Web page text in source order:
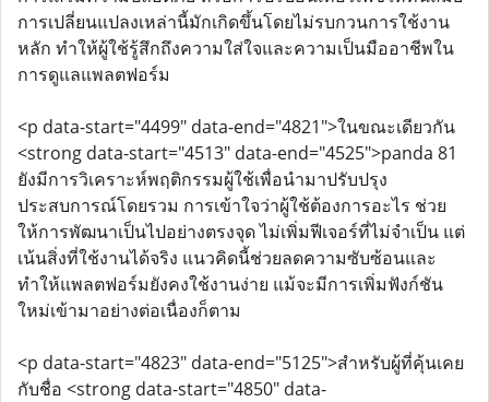
การเปลี่ยนแปลงเหล่านี้มักเกิดขึ้นโดยไม่รบกวนการใช้งาน
หลัก ทำให้ผู้ใช้รู้สึกถึงความใส่ใจและความเป็นมืออาชีพใน
การดูแลแพลตฟอร์ม
<p data-start="4499" data-end="4821">ในขณะเดียวกัน
<strong data-start="4513" data-end="4525">panda 81
ยังมีการวิเคราะห์พฤติกรรมผู้ใช้เพื่อนำมาปรับปรุง
ประสบการณ์โดยรวม การเข้าใจว่าผู้ใช้ต้องการอะไร ช่วย
ให้การพัฒนาเป็นไปอย่างตรงจุด ไม่เพิ่มฟีเจอร์ที่ไม่จำเป็น แต่
เน้นสิ่งที่ใช้งานได้จริง แนวคิดนี้ช่วยลดความซับซ้อนและ
ทำให้แพลตฟอร์มยังคงใช้งานง่าย แม้จะมีการเพิ่มฟังก์ชัน
ใหม่เข้ามาอย่างต่อเนื่องก็ตาม
<p data-start="4823" data-end="5125">สำหรับผู้ที่คุ้นเคย
กับชื่อ <strong data-start="4850" data-